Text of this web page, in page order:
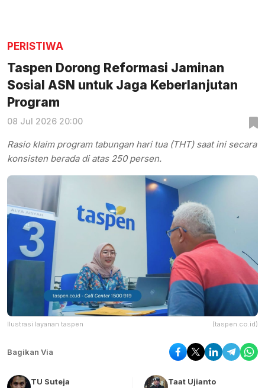
PERISTIWA
Taspen Dorong Reformasi Jaminan
Sosial ASN untuk Jaga Keberlanjutan
Program
08 Jul 2026 20:00
Rasio klaim program tabungan hari tua (THT) saat ini secara
konsisten berada di atas 250 persen.
Ilustrasi layanan taspen (taspen.co.id)
Bagikan Via
TU Suteja
Taat Ujianto